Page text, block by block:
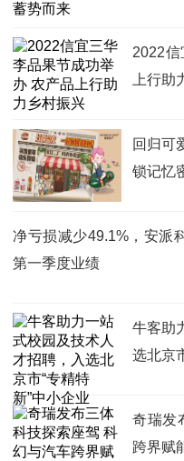
2022
上行助
回归可
锁记忆
净亏损减少49.1%，安派
第一季度业绩
牛客助
选北京
奇瑞发
跨界赋